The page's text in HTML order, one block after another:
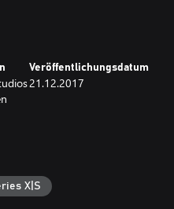
Veröffentlichungsdatum
21.12.2017
X|S